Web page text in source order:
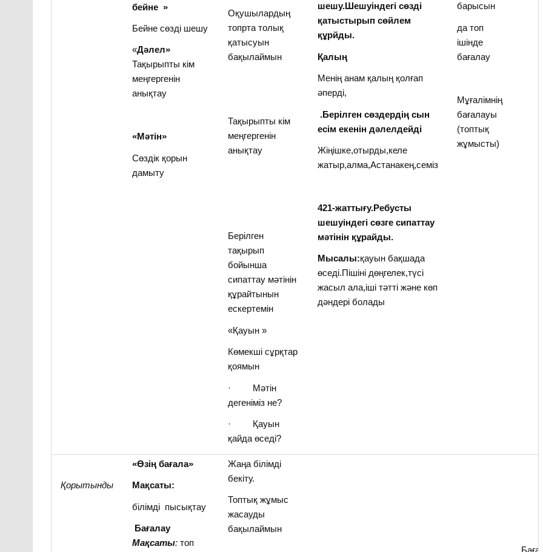
бейне »
Бейне сөзді шешу
«Дәлел»
Тақырыпты кім
меңгергенін
анықтау
«Мәтін»
Сөздік қорын
дамыту
Оқушылардың
топрта толық
қатысуын
бақылаймын
Тақырыпты кім
меңгергенін
анықтау
Берілген
тақырып
бойынша
сипаттау мәтінін
құрайтынын
ескертемін
«Қауын »
Көмекші сұрқтар
қоямын
· Мәтін
дегеніміз не?
· Қауын
қайда өседі?
шешу.Шешуіндегі сөзді
қатыстырып сөйлем
құрйды.
Қалың
Менің анам қалың қолғап
әперді,
.Берілген сөздердің сын
есім екенін дәлелдейді
Жіңішке,отырды,келе
жатыр,алма,Астанакең,семіз
421-жаттығу.Ребусты
шешуіндегі сөзге сипаттау
мәтінін құрайды.
Мысалы:қауын бақшада
өседі.Пішіні дөңгелек,түсі
жасыл ала,іші тәтті және көп
дәндері болады
барысын
да топ
ішінде
бағалау
Мұғалімнің
бағалауы
(топтық
жұмысты)
Қорытынды
«Өзің бағала»
Мақсаты:
білімді пысықтау
Бағалау
Мақсаты:топ
Жаңа білімді
бекіту.
Топтық жұмыс
жасауды
бақылаймын